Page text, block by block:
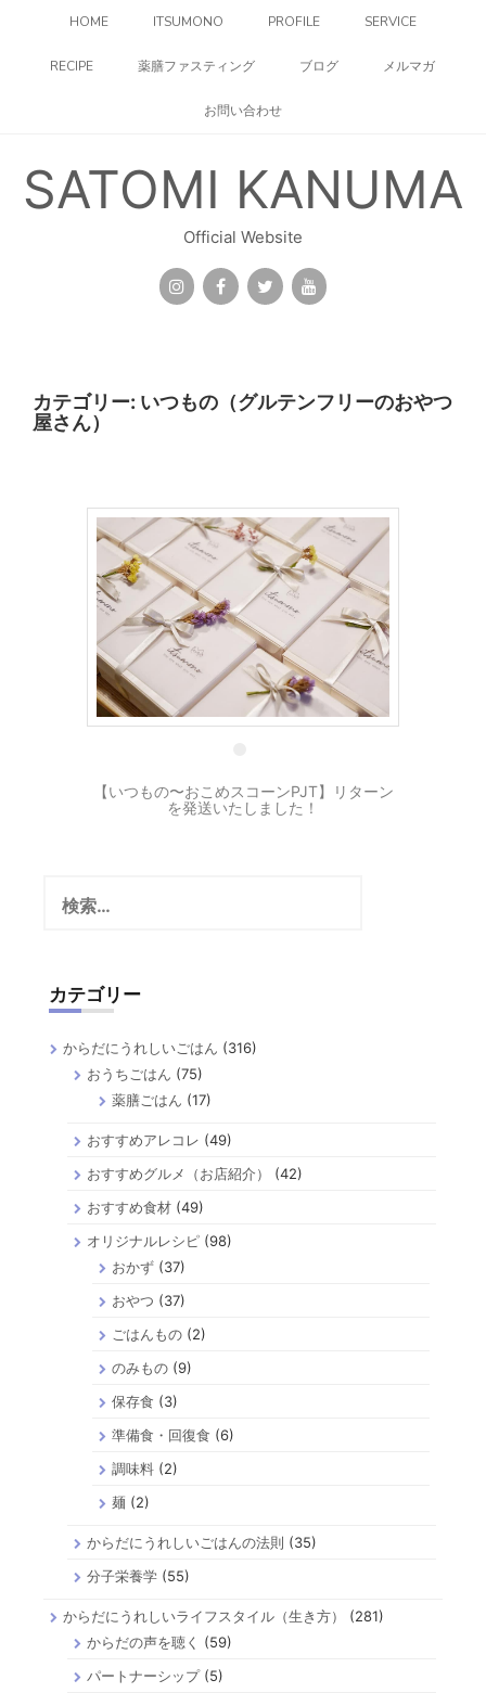
HOME ITSUMONO PROFILE SERVICE
RECIPE 薬膳ファスティング ブログ メルマガ
お問い合わせ
SATOMI KANUMA
Official Website
カテゴリー: いつもの（グルテンフリーのおやつ
屋さん）
21 11月
【いつもの〜おこめスコーンPJT】リターン
を発送いたしました！
カテゴリー
からだにうれしいごはん (316)
おうちごはん (75)
薬膳ごはん (17)
おすすめアレコレ (49)
おすすめグルメ（お店紹介）
(42)
おすすめ食材 (49)
オリジナルレシピ (98)
おかず(37)
おやつ (37)
ごはんもの(2)
のみもの(9)
保存食 (3)
準備食・回復食 (6)
調味料(2)
麺 (2)
からだにうれしいごはんの法則 (35)
分子栄養学 (55)
からだにうれしいライフスタイル（生き方）
(281)
からだの声を聴く
(59)
パートナーシップ(5)